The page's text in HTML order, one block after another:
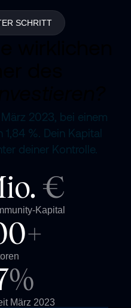
SCHRITT
2023, bei einem
%. Dein Kapital
deiner Kontrolle.
€
Kapital
+
%
März 2023